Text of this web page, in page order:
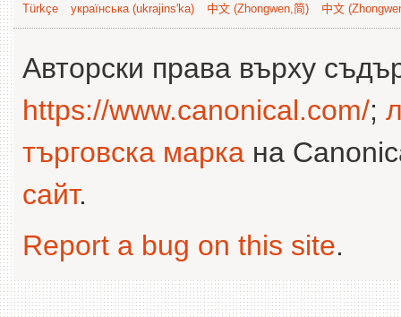
Türkçe
українська (ukrajins'ka) 中文 (Zhongwen,简) 中文
Авторски права върху
https://www.canonical.com/;
търговска марка на
сайт.
Report a bug on this site.